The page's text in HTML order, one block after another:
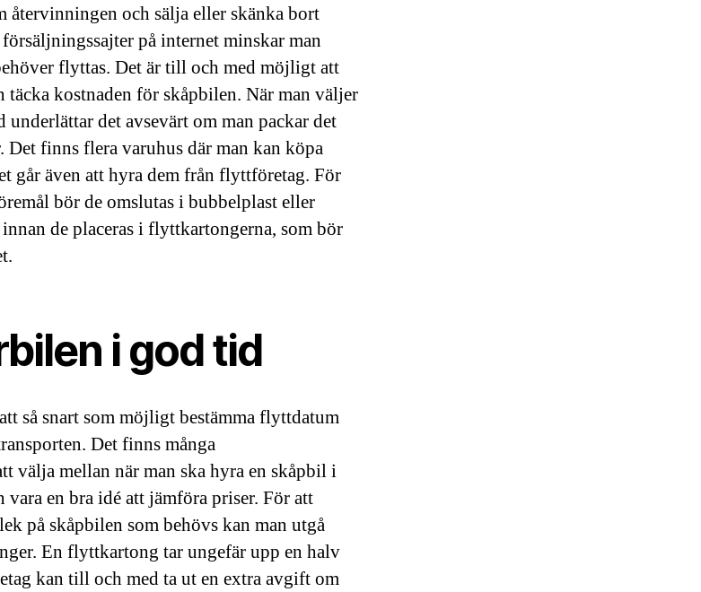
återvinningen och sälja eller skänka bort
på internet minskar man
flyttas. Det är till och med möjligt att
täcka kostnaden för skåpbilen. När man väljer
underlättar det avsevärt om man packar det
finns flera varuhus där man kan köpa
går även att hyra dem från flyttföretag. För
bör de omslutas i bubbelplast eller
de placeras i flyttkartongerna, som bör
i god tid
så snart som möjligt bestämma flyttdatum
Det finns många
välja mellan när man ska hyra en skåpbil i
vara en bra idé att jämföra priser. För att
på skåpbilen som behövs kan man utgå
En flyttkartong tar ungefär upp en halv
kan till och med ta ut en extra avgift om